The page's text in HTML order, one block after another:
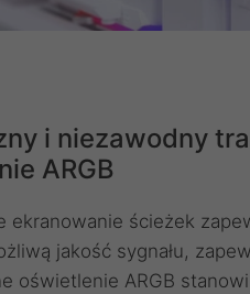
i niezawodny
ARGB
ekranowanie ścieżek
jakość sygnału,
oświetlenie ARGB